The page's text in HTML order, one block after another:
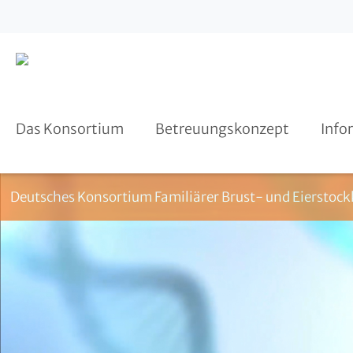
Das Konsortium Betreuungskonzept
Beratung
Register HerediCaRe
Deutsches Konsortium Familiärer Brust- und